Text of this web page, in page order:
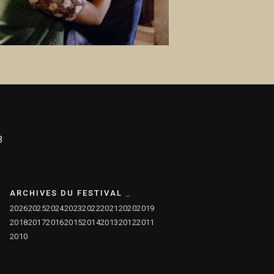
ARCHIVES DU FESTIVAL
202620252024202320222021 20202019
20182017201620152014201320122011
2010